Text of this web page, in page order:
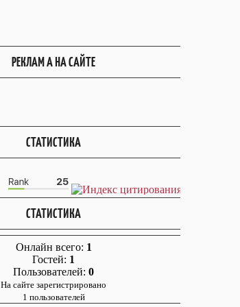
РЕКЛАМ А НА САЙТЕ
СТАТИСТИКА
СТАТИСТИКА
Онлайн всего: 1
Гостей: 1
Пользователей: 0
На сайте зарегистрировано
1 пользователей